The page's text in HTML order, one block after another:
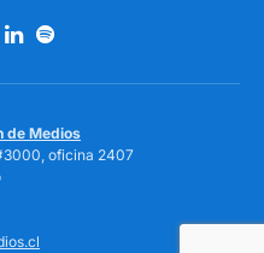
de Medios
oficina 2407